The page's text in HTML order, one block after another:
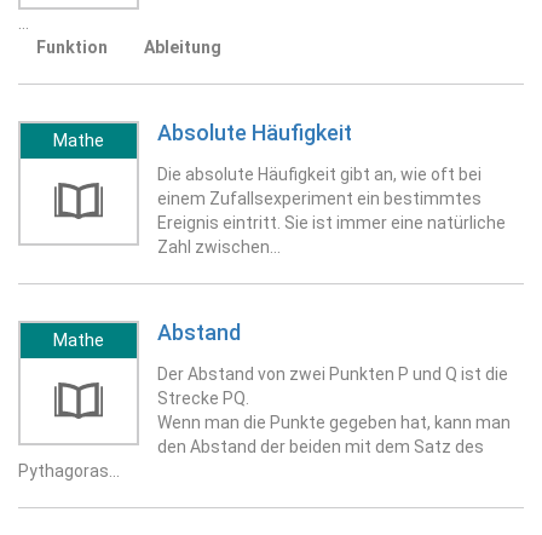
Funktion
Ableitung
Mathe Absolute Häufigkeit
Die absolute Häufigkeit gibt an, wie oft bei
einem Zufallsexperiment ein bestimmtes
Ereignis eintritt. Sie ist immer eine natürliche
Zahl zwischen…
Mathe Abstand
Der Abstand von zwei Punkten P und Q ist die
Strecke PQ.
Wenn man die Punkte gegeben hat, kann man
den Abstand der beiden mit dem Satz des
Pythagoras…